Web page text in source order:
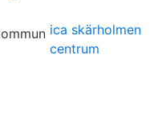
ica skärholmen
centrum